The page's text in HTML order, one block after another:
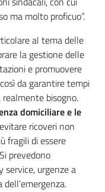
ma molto proficuo”.
al tema delle
la gestione delle
e promuovere
da garantire tempi
realmente bisogno.
domiciliare e le
ricoveri non
fragili di essere
Si prevedono
service, urgenze a